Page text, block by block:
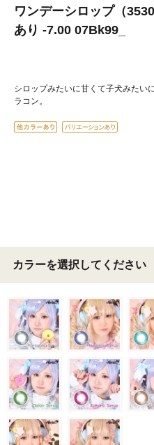
ワンデーシロップ（
あり -7.00 07Bk99_
シロップみたいに甘くて子犬みたい
ラコン。
カラーを選択してください